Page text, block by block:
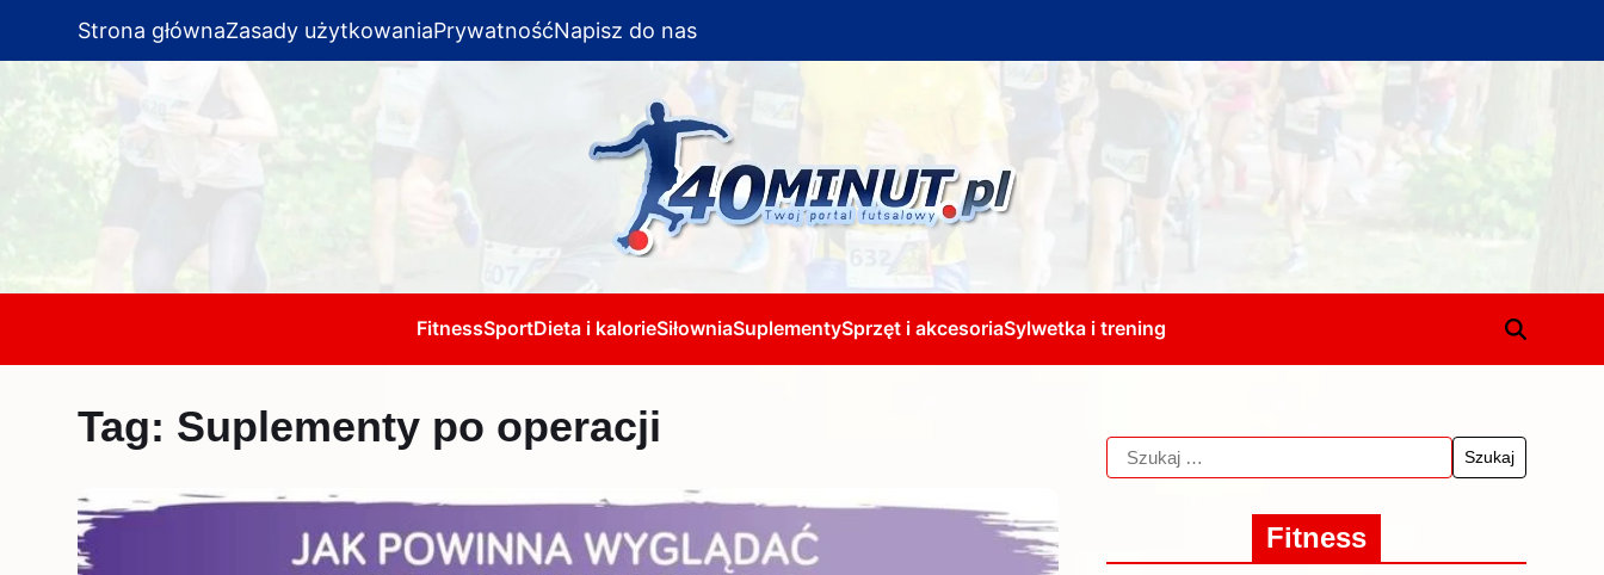
Strona głównaZasady użytkowaniaPrywatnośćNapisz do nas
FitnessSportDieta i kalorieSiłowniaSuplementySprzęt i akcesoriaSylwetka i trening
Tag: Suplementy po operacji
Fitness